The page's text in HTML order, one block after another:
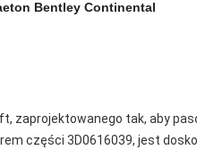
Bentley Continental
zaprojektowanego tak, aby
części 3D0616039, jest